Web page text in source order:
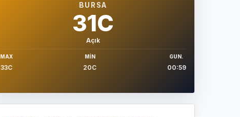
BURSA
31C
Açık
MAX
33C
MIN
20C
GUN.
00:59